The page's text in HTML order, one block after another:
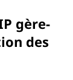
gère-
des